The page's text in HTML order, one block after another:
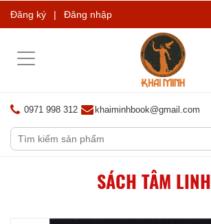
Đăng ký | Đăng nhập
Toggle
0971 998 312 khaiminhbook@gmail.com
SÁCH TÂM LINH